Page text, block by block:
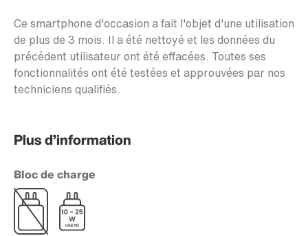
Ce smartphone d'occasion a fait l'objet d'une utilisation
de plus de 3 mois. Il a été nettoyé et les données du
précédent utilisateur ont été effacées. Toutes ses
fonctionnalités ont été testées et approuvées par nos
techniciens qualifiés.
Plus d’information
Bloc de charge